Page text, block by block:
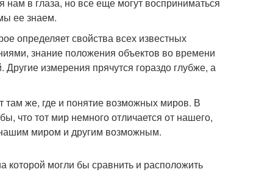
ее знаем.
определяет свойства всех известных
знание положения объектов во времени
измерения прячутся гораздо глубже, а
там же, где и понятие возможных миров. В
что тот мир немного отличается от нашего,
миром и другим возможным.
могли бы сравнить и расположить